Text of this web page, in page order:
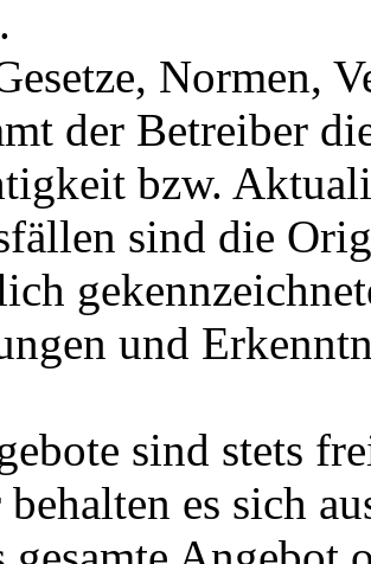
Normen,
der Betreiber
bzw.
sind die
und
sind stets
es sich